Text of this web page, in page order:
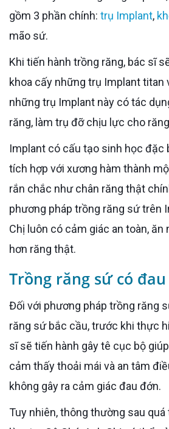
gồm 3 phần chính: trụ Implant,
mão sứ.
Khi tiến hành trồng răng, bác sĩ sẽ dùng kỹ thuật nha
khoa cấy những trụ Implant titan
những trụ Implant này có tác
răng, làm trụ đỡ chịu lực cho
Implant có cấu tạo sinh học đặc biệt có khả năng
tích hợp với xương hàm thành
rắn chắc như chân răng thật
phương pháp trồng răng sứ trên
Chị luôn có cảm giác an toàn,
hơn răng thật.
Trồng răng sứ có
Đối với phương pháp trồng răng sứ thẩm mỹ và trồng
răng sứ bắc cầu, trước khi thực
sĩ sẽ tiến hành gây tê cục bộ
cảm thấy thoải mái và an tâm
không gây ra cảm giác đau đớn.
Tuy nhiên, thông thường sau quá trình mài răng để